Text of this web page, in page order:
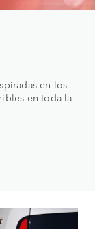
en los
en toda la